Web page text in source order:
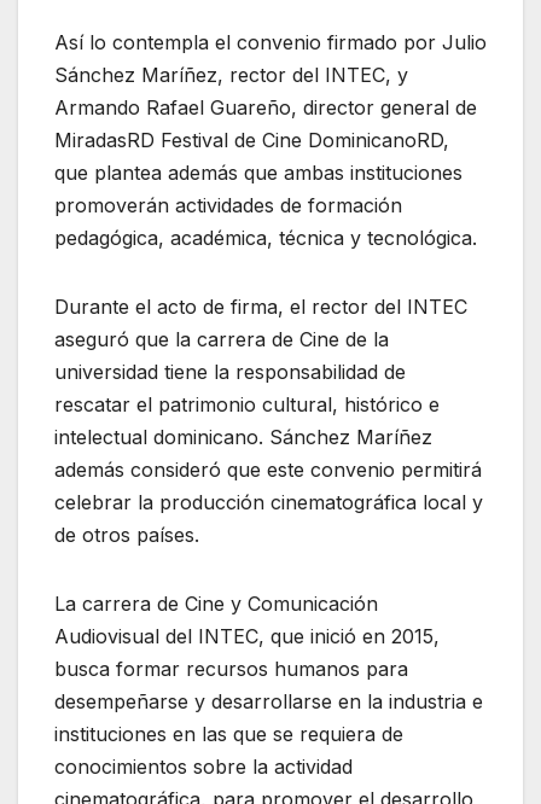
Así lo contempla el convenio firmado por Julio
Sánchez Maríñez, rector del INTEC, y
Armando Rafael Guareño, director general de
MiradasRD Festival de Cine DominicanoRD,
que plantea además que ambas instituciones
promoverán actividades de formación
pedagógica, académica, técnica y tecnológica.
Durante el acto de firma, el rector del INTEC
aseguró que la carrera de Cine de la
universidad tiene la responsabilidad de
rescatar el patrimonio cultural, histórico e
intelectual dominicano. Sánchez Maríñez
además consideró que este convenio permitirá
celebrar la producción cinematográfica local y
de otros países.
La carrera de Cine y Comunicación
Audiovisual del INTEC, que inició en 2015,
busca formar recursos humanos para
desempeñarse y desarrollarse en la industria e
instituciones en las que se requiera de
conocimientos sobre la actividad